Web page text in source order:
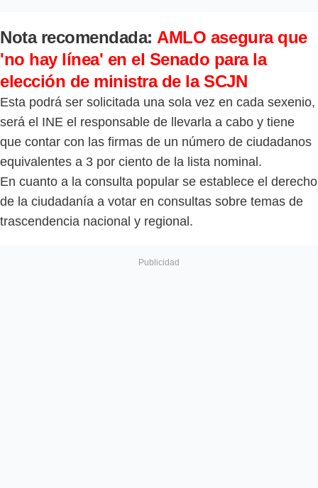
Nota recomendada: AMLO asegura que
'no hay línea' en el Senado para la
elección de ministra de la SCJN
Esta podrá ser solicitada una sola vez en cada sexenio,
será el INE el responsable de llevarla a cabo y tiene
que contar con las firmas de un número de ciudadanos
equivalentes a 3 por ciento de la lista nominal.
En cuanto a la consulta popular se establece el derecho
de la ciudadanía a votar en consultas sobre temas de
trascendencia nacional y regional.